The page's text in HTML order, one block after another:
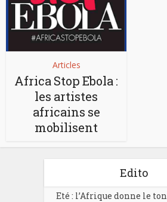
Articles
Africa Stop Ebola :
les artistes
africains se
mobilisent
Edito
Eté : l’Afrique donne le ton